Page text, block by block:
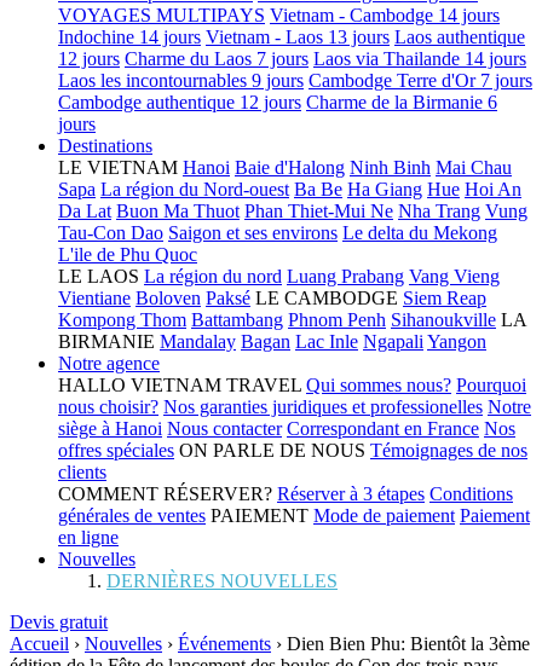
VOYAGES MULTIPAYS Vietnam - Cambodge 14 jours
Indochine 14 jours Vietnam - Laos 13 jours Laos authentique
12 jours Charme du Laos 7 jours Laos via Thailande 14 jours
Laos les incontournables 9 jours Cambodge Terre d'Or 7 jours
Cambodge authentique 12 jours Charme de la Birmanie 6
jours
Destinations
LE VIETNAM Hanoi Baie d'Halong Ninh Binh Mai Chau
Sapa La région du Nord-ouest Ba Be Ha Giang Hue Hoi An
Da Lat Buon Ma Thuot Phan Thiet-Mui Ne Nha Trang Vung
Tau-Con Dao Saigon et ses environs Le delta du Mekong
L'ile de Phu Quoc
LE LAOS La région du nord Luang Prabang Vang Vieng
Vientiane Boloven Paksé LE CAMBODGE Siem Reap
Kompong Thom Battambang Phnom Penh Sihanoukville LA
BIRMANIE Mandalay Bagan Lac Inle Ngapali Yangon
Notre agence
HALLO VIETNAM TRAVEL Qui sommes nous? Pourquoi
nous choisir? Nos garanties juridiques et professionelles Notre
siège à Hanoi Nous contacter Correspondant en France Nos
offres spéciales ON PARLE DE NOUS Témoignages de nos
clients
COMMENT RÉSERVER? Réserver à 3 étapes Conditions
générales de ventes PAIEMENT Mode de paiement Paiement
en ligne
Nouvelles
DERNIÈRES NOUVELLES
Devis gratuit
Accueil › Nouvelles › Événements › Dien Bien Phu: Bientôt la 3ème